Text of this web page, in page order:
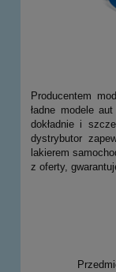
Producentem
ładne modele
dokładnie i
dystrybutor
lakierem
z oferty,